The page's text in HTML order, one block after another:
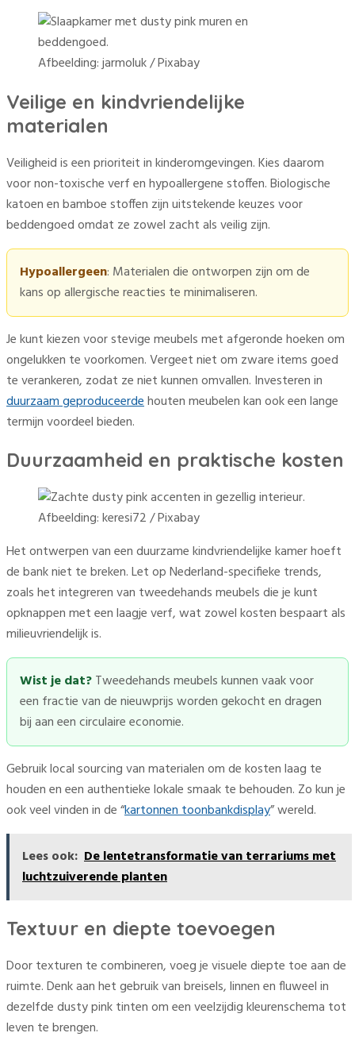
Afbeelding: jarmoluk / Pixabay
Veilige en kindvriendelijke
materialen
Veiligheid is een prioriteit in kinderomgevingen. Kies daarom
voor non-toxische verf en hypoallergene stoffen. Biologische
katoen en bamboe stoffen zijn uitstekende keuzes voor
beddengoed omdat ze zowel zacht als veilig zijn.
Hypoallergeen: Materialen die ontworpen zijn om de
kans op allergische reacties te minimaliseren.
Je kunt kiezen voor stevige meubels met afgeronde hoeken om
ongelukken te voorkomen. Vergeet niet om zware items goed
te verankeren, zodat ze niet kunnen omvallen. Investeren in
duurzaam geproduceerdehouten meubelen kan ook een lange
termijn voordeel bieden.
Duurzaamheid en praktische kosten
Afbeelding: keresi72 / Pixabay
Het ontwerpen van een duurzame kindvriendelijke kamer hoeft
de bank niet te breken. Let op Nederland-specifieke trends,
zoals het integreren van tweedehands meubels die je kunt
opknappen met een laagje verf, wat zowel kosten bespaart als
milieuvriendelijk is.
Wist je dat?Tweedehands meubels kunnen vaak voor
een fractie van de nieuwprijs worden gekocht en dragen
bij aan een circulaire economie.
Gebruik local sourcing van materialen om de kosten laag te
houden en een authentieke lokale smaak te behouden. Zo kun je
ook veel vinden in de “kartonnen toonbankdisplay” wereld.
Lees ook: De lentetransformatie van terrariums met
luchtzuiverende planten
Textuur en diepte toevoegen
Door texturen te combineren, voeg je visuele diepte toe aan de
ruimte. Denk aan het gebruik van breisels, linnen en fluweel in
dezelfde dusty pink tinten om een veelzijdig kleurenschema tot
leven te brengen.